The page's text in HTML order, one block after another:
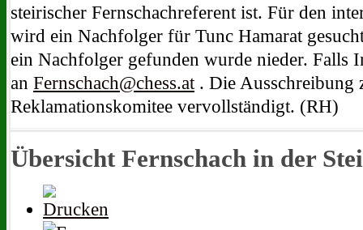
steirischer Fernschachreferent ist. Für den
wird ein Nachfolger für Tunc Hamarat
ein Nachfolger gefunden wurde nieder. Falls
an Fernschach@chess.at . Die Ausschreibung
Reklamationskomitee vervollständigt. (RH)
Übersicht Fernschach in der